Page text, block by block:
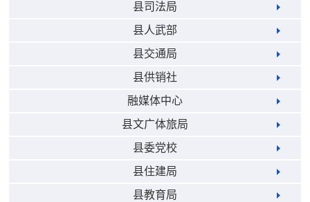
县司法局
县人武部
县交通局
县供销社
融媒体中心
县文广体旅局
县委党校
县住建局
县教育局